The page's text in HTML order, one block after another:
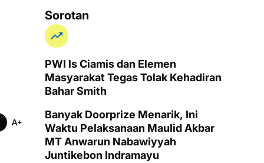
Sorotan
PWI ls Ciamis dan Elemen
Masyarakat Tegas Tolak Kehadiran
Bahar Smith
Banyak Doorprize Menarik, Ini
Waktu Pelaksanaan Maulid Akbar
MT Anwarun Nabawiyyah
Juntikebon Indramayu